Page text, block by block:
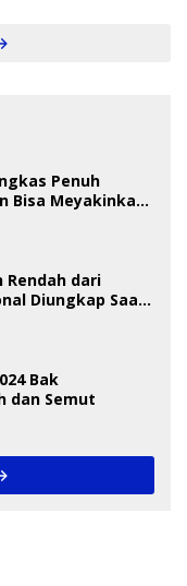
Penuh
Bisa Meyakinkan
Rendah dari
Diungkap Saat
Bak
dan Semut